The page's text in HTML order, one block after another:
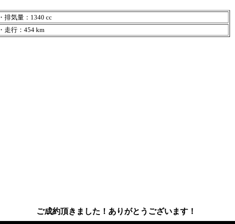
・排気量：1340 cc
・走行：454 km
ご成約頂きました！ありがとうございます！